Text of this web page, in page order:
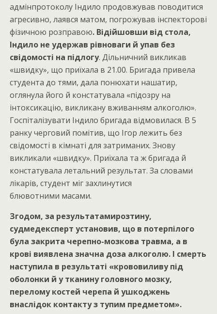
адмінпротоколу Індило продовжував поводитися
агресивно, лаявся матом, погрожував інспекторові
фізичною розправою. Відійшовши від стола,
Індило не удержав рівноваги й упав без
свідомості на підлогу. Дільничний викликав
«швидку», що приїхала в 21.00. Бригада привела
студента до тями, дала понюхати нашатир,
оглянула його й констатувала «підозру на
інтоксикацію, викликану вживанням алкоголю».
Госпіталізувати Індило бригада відмовилася. В 5
ранку черговий помітив, що Ігор лежить без
свідомості в кімнаті для затриманих. Знову
викликали «швидку». Приїхала та ж бригада й
констатувала летальний результат. За словами
лікарів, студент міг захлинутися
блювотними масами.
Згодом, за результатамирозтину,
судмедексперт установив, що в потерпілого
була закрита черепно-мозкова травма, а в
крові виявлена значна доза алкоголю. І смерть
наступила в результаті «крововиливу під
оболонки й у тканину головного мозку,
перелому костей черепа й ушкоджень
внаслідок контакту з тупим предметом».